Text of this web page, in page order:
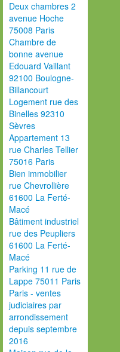
Deux chambres 2
avenue Hoche
75008 Paris
Chambre de
bonne avenue
Edouard Vaillant
92100 Boulogne-
Billancourt
Logement rue des
Binelles 92310
Sèvres
Appartement 13
rue Charles Tellier
75016 Paris
Bien immobilier
rue Chevrollière
61600 La Ferté-
Macé
Bâtiment industriel
rue des Peupliers
61600 La Ferté-
Macé
Parking 11 rue de
Lappe 75011 Paris
Paris - ventes
judiciaires par
arrondissement
depuis septembre
2016